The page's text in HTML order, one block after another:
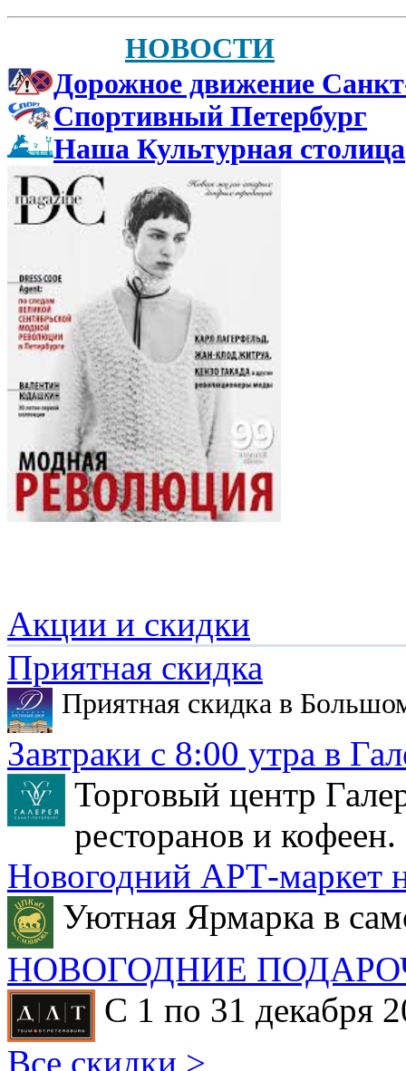
НОВОСТИ
Дорожное движение
Спортивный Петербург
Наша Культурная столица
Акции и скидки
Приятная скидка
Приятная скидка в
Завтраки с 8:00 утра в
Торговый центр
ресторанов и кофеен.
Новогодний АРТ-маркет
Уютная Ярмарка в
НОВОГОДНИЕ
С 1 по 31 декабря
Все скидки >